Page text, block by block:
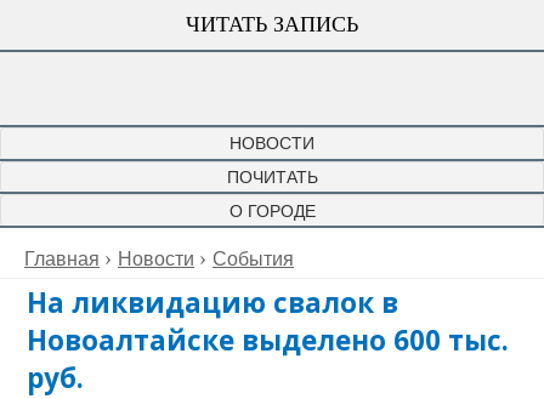
ЧИТАТЬ ЗАПИСЬ
НОВОСТИ
ПОЧИТАТЬ
О ГОРОДЕ
Главная Новости События
На ликвидацию свалок в
Новоалтайске выделено 600 тыс.
руб.